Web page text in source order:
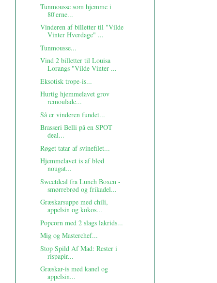
Tunmousse som hjemme i
80'erne...
Vinderen af billetter til "Vilde
Vinter Hverdage" ...
Tunmousse...
Vind 2 billetter til Louisa
Lorangs "Vilde Vinter ...
Eksotisk trope-is...
Hurtig hjemmelavet grov
remoulade...
Så er vinderen fundet...
Brasseri Belli på en SPOT
deal...
Røget tatar af svinefilet...
Hjemmelavet is af blød
nougat...
Sweetdeal fra Lunch Boxen -
smørrebrød og frikadel...
Græskarsuppe med chili,
appelsin og kokos...
Popcorn med 2 slags lakrids...
Mig og Masterchef...
Stop Spild Af Mad: Rester i
rispapir...
Græskar-is med kanel og
appelsin...